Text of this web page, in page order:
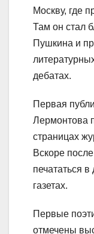
Москву, где
Там он стал
Пушкина и
дебатах.
Первая
Лермонтова
страницах
Вскоре
печататься
газетах.
Первые
отмечены